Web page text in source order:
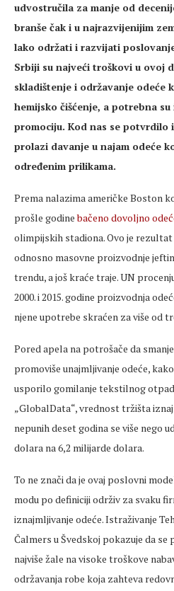
udvostručila za manje od
branše čak i u najrazvijenijim
lako održati i razvijati
Srbiji su najveći troškovi u ovoj
skladištenje i održavanje odeće
hemijsko čišćenje, a potrebna
promociju. Kod nas se
prolazi davanje u najam odeće
određenim prilikama.
Prema nalazima američke Boston
prošle godinebačeno dovoljno
olimpijskih stadiona. Ovo je
odnosno masovne proizvodnje
trendu, a još kraće traje. UN
2000. i 2015. godine proizvodnja
njene upotrebe skraćen za više od
Pored apela na potrošače da
promoviše unajmljivanje odeće,
usporilo gomilanje tekstilnog
„GlobalData“, vrednost tržišta
nepunih deset godina se više nego
dolara na 6,2 milijarde dolara.
To ne znači da je ovaj poslovni
modu po definiciji održiv za svaku
iznajmljivanje odeće. Istraživanje
Čalmers u Švedskoj pokazuje da
najviše žale na visoke troškove
održavanja robe koja zahteva